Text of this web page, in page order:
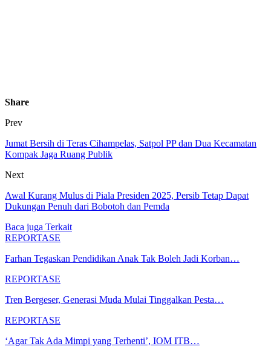
Share
Prev
Jumat Bersih di Teras Cihampelas, Satpol PP dan Dua Kecamatan
Kompak Jaga Ruang Publik
Next
Awal Kurang Mulus di Piala Presiden 2025, Persib Tetap Dapat
Dukungan Penuh dari Bobotoh dan Pemda
Baca juga Terkait
REPORTASE
Farhan Tegaskan Pendidikan Anak Tak Boleh Jadi Korban…
REPORTASE
Tren Bergeser, Generasi Muda Mulai Tinggalkan Pesta…
REPORTASE
‘Agar Tak Ada Mimpi yang Terhenti’, IOM ITB…